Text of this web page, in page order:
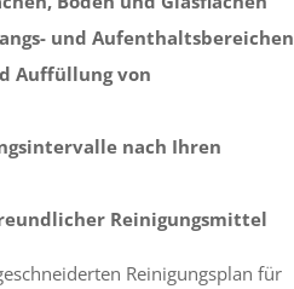
und Aufenthaltsbereichen
Auffüllung von
nach Ihren
Reinigungsmittel
Reinigungsplan für